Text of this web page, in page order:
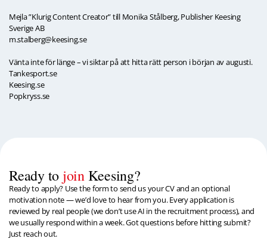
Mejla ”Klurig Content Creator” till Monika Stålberg, Publisher Keesing
Sverige AB
m.stalberg@keesing.se
Vänta inte för länge – vi siktar på att hitta rätt person i början av augusti.
Tankesport.se
Keesing.se
Popkryss.se
Ready to joinKeesing?
Ready to apply? Use the form to send us your CV and an optional
motivation note — we’d love to hear from you. Every application is
reviewed by real people (we don’t use AI in the recruitment process), and
we usually respond within a week. Got questions before hitting submit?
Just reach out.